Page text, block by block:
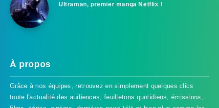
Ultraman, premier manga Netflix !
À propos
Grâce à nos équipes, retrouvez en simplement quelques clics
toute l'actualité des audiences, feuilletons quotidiens, émissions,